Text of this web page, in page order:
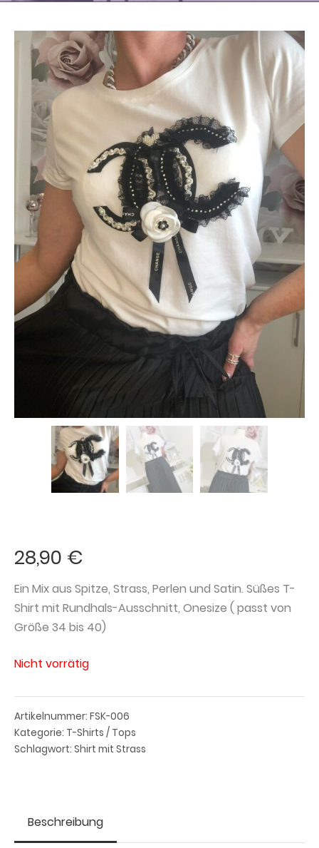
28,90 €
Ein Mix aus Spitze, Strass, Perlen und Satin. Süßes T-
Shirt mit Rundhals-Ausschnitt, Onesize ( passt von
Größe 34 bis 40)
Nicht vorrätig
Artikelnummer: FSK-006
Kategorie: T-Shirts / Tops
Schlagwort: Shirt mit Strass
Beschreibung